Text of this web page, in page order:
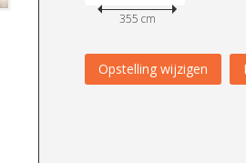
355 cm
Opstelling wijzigen